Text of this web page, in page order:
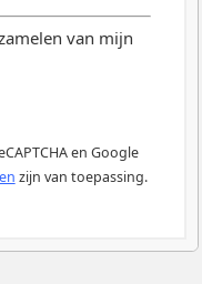
van mijn
en Google
zijn van toepassing.